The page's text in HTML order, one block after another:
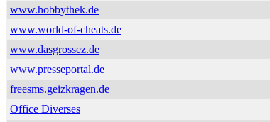
www.hobbythek.de
www.world-of-cheats.de
www.dasgrossez.de
www.presseportal.de
freesms.geizkragen.de
Office Diverses